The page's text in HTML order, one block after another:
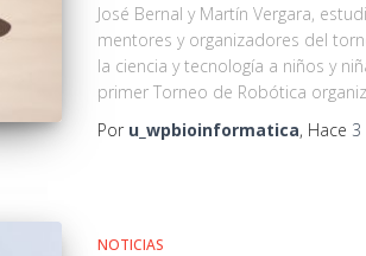
José Bernal y Martín Vergara,
mentores y organizadores del
la ciencia y tecnología a niños y
primer Torneo de Robótica
Por u_wpbioinformatica, Hace 3
NOTICIAS